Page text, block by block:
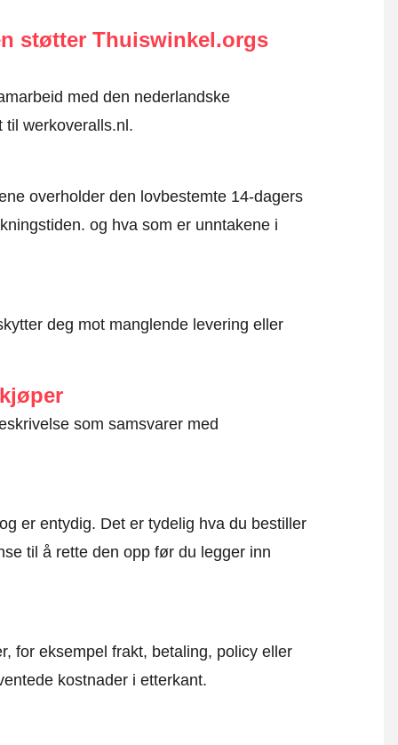
støtter Thuiswinkel.orgs
med den nederlandske
til werkoveralls.nl.
overholder den lovbestemte 14-dagers
og hva som er unntakene i
deg mot manglende levering eller
som samsvarer med
er entydig. Det er tydelig hva du bestiller
til å rette den opp før du legger inn
for eksempel frakt, betaling, policy eller
kostnader i etterkant.